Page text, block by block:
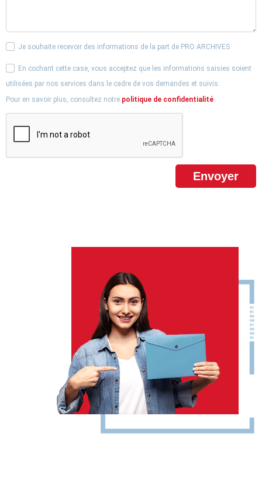
Je souhaite recevoir des informations de la part de PRO ARCHIVES
En cochant cette case, vous acceptez que les informations saisies soient
utilisées par nos services dans le cadre de vos demandes et suivis.
Pour en savoir plus, consultez notre politique de confidentialité
Envoyer